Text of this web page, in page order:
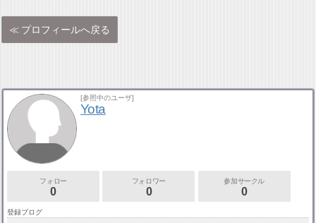
プロフィールへ戻る
[参照中のユーザ]
Yota
フォロー
0
フォロワー
0
参加サークル
0
登録ブログ